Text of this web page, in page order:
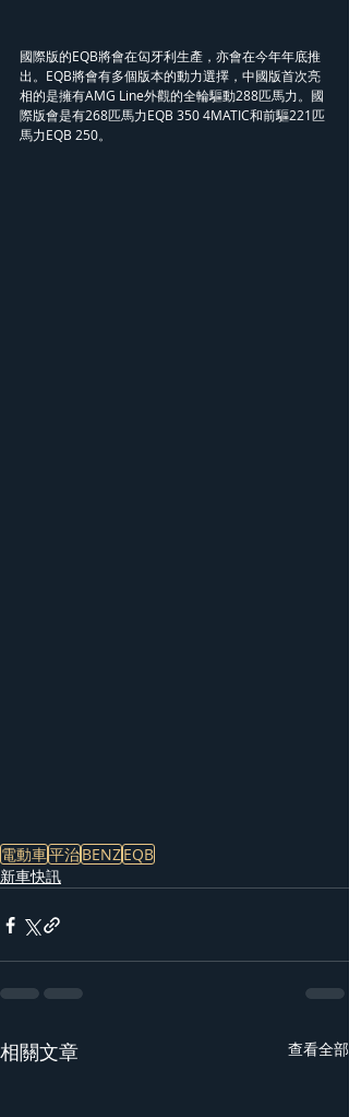
國際版的EQB將會在匃牙利生產，亦會在今年年底推
出。EQB將會有多個版本的動力選擇，中國版首次亮
相的是擁有AMG Line外觀的全輪驅動288匹馬力。國
際版會是有268匹馬力EQB 350 4MATIC和前驅221匹
馬力EQB 250。
電動車平治BENZEQB
新車快訊
相關文章 查看全部